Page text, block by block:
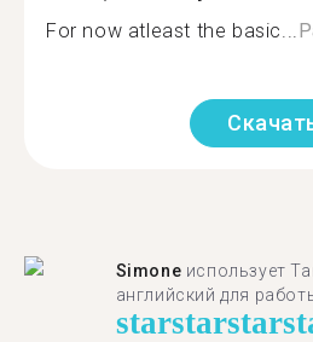
For now atleast the basic...
Simone использует
английский для
starstarstar